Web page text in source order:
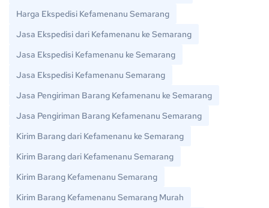
Harga Ekspedisi Kefamenanu Semarang
Jasa Ekspedisi dari Kefamenanu ke Semarang
Jasa Ekspedisi Kefamenanu ke Semarang
Jasa Ekspedisi Kefamenanu Semarang
Jasa Pengiriman Barang Kefamenanu ke Semarang
Jasa Pengiriman Barang Kefamenanu Semarang
Kirim Barang dari Kefamenanu ke Semarang
Kirim Barang dari Kefamenanu Semarang
Kirim Barang Kefamenanu Semarang
Kirim Barang Kefamenanu Semarang Murah